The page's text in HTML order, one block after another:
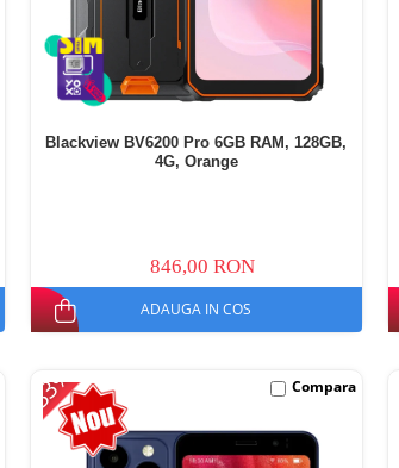
Blackview BV6200 Pro 6GB RAM, 128GB,
4G, Orange
846,00 RON
ADAUGA IN COS
-33% Compara